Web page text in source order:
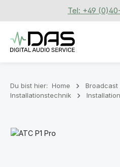
Zum Hauptinhalt springen
Tel: +49
Du bist hier: Home
Broadcast
Installationstechnik
Bildergalerie überspringen